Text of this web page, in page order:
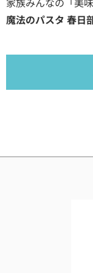
魔法のパスタ 春日